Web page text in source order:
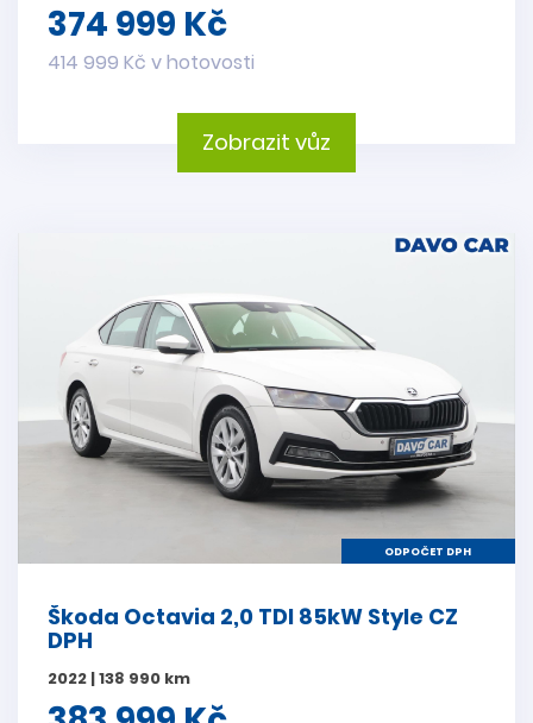
374 999 Kč
414 999 Kč v hotovosti
Zobrazit vůz
ODPOČET DPH
Škoda Octavia 2,0 TDI 85kW Style CZ
DPH
2022 | 138 990 km